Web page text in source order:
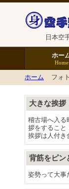
日本空手
ホー
Home
ホーム フォ
大きな挨
稽古場へ入る
拶をすること
挨拶は人付き
背筋をピ
姿勢って大事